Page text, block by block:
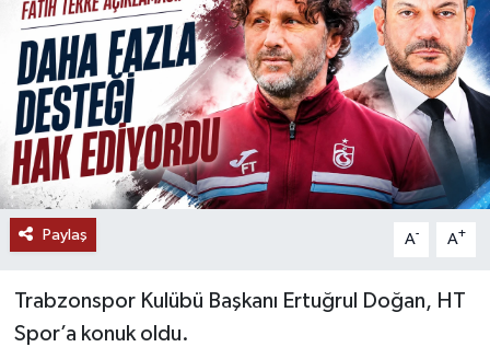
Paylaş A- A+
Trabzonspor Kulübü Başkanı Ertuğrul Doğan, HT
Spor’a konuk oldu.